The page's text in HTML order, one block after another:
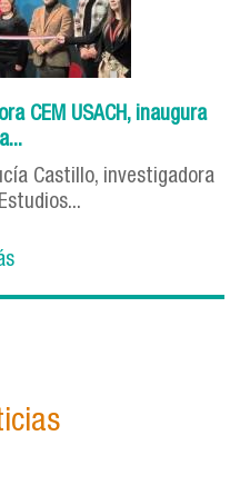
CEM USACH, inaugura
Castillo, investigadora